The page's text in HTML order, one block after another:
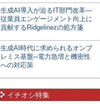
生成AI導入が迫るIT部門改革―
従業員エンゲージメント向上に
貢献するRidgelinezの処方箋
生成AI時代に求められるオンプ
レミス基盤─電力急増と機密性
への対応策
イチオシ特集